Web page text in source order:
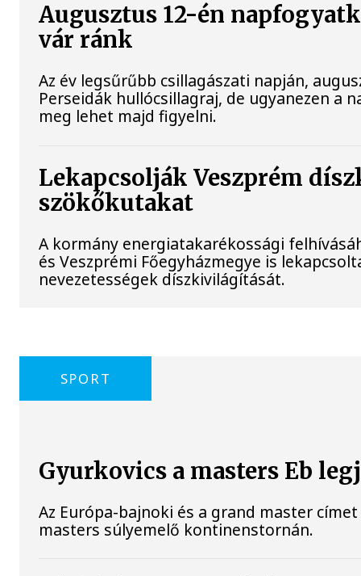
Augusztus 12-én
vár ránk
Az év legsűrűbb csillagászati napján,
Perseidák hullócsillagraj, de ugyanezen a
meg lehet majd figyelni.
Lekapcsolják Veszprém
szökőkutakat
A kormány energiatakarékossági
és Veszprémi Főegyházmegye is
nevezetességek díszkivilágítását.
SPORT
Gyurkovics a masters Eb
Az Európa-bajnoki és a grand master
masters súlyemelő kontinenstornán.